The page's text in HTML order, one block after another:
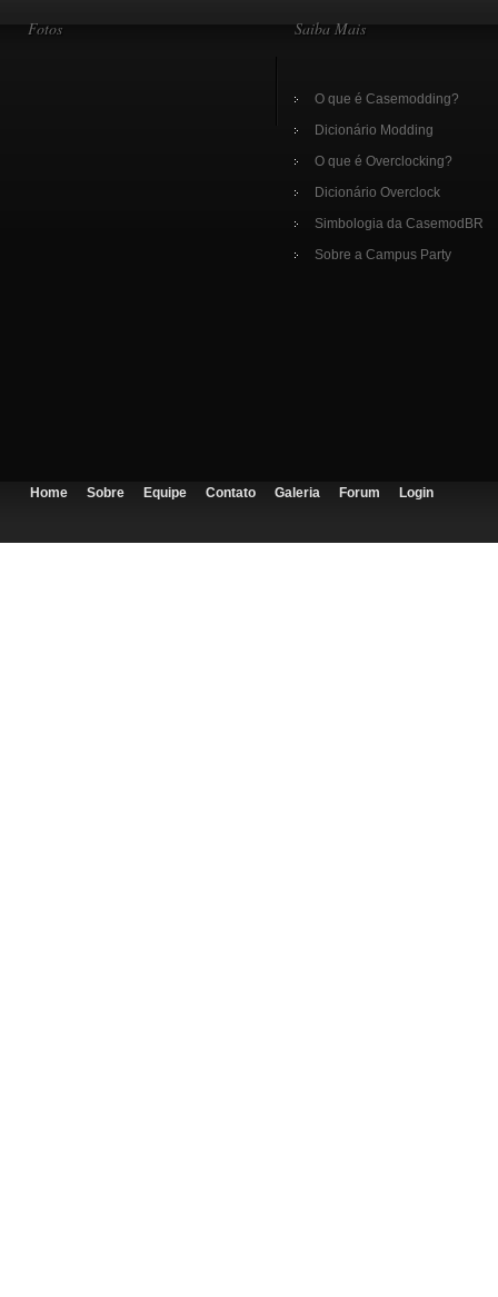
Fotos Saiba Mais
O que é Casemodding?
Dicionário Modding
O que é Overclocking?
Dicionário Overclock
Simbologia da CasemodBR
Sobre a Campus Party
Home Sobre Equipe Contato Galeria Forum Login